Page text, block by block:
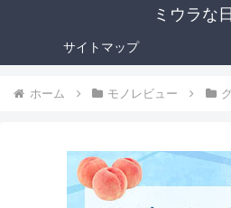
ミウラな
サイトマップ
ホーム モノレビュー